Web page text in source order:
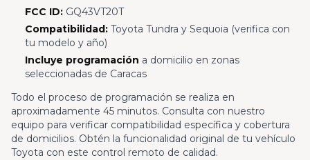
FCC ID:GQ43VT20T
Compatibilidad:Toyota Tundra y Sequoia (verifica con
tu modelo y año)
Incluye programación a domicilio en zonas
seleccionadas de Caracas
Todo el proceso de programación se realiza en
aproximadamente 45 minutos. Consulta con nuestro
equipo para verificar compatibilidad específica y cobertura
de domicilios. Obtén la funcionalidad original de tu vehículo
Toyota con este control remoto de calidad.